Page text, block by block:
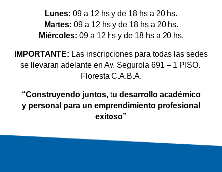
Lunes: 09 a 12 hs y de 18 hs a 20 hs.
Martes: 09 a 12 hs y de 18 hs a 20 hs.
Miércoles: 09 a 12 hs y de 18 hs a 20 hs.
IMPORTANTE: Las inscripciones para todas las sedes
se llevaran adelante en Av. Segurola 691 – 1 PISO.
Floresta C.A.B.A.
“Construyendo juntos, tu desarrollo académico
y personal para un emprendimiento profesional
exitoso”